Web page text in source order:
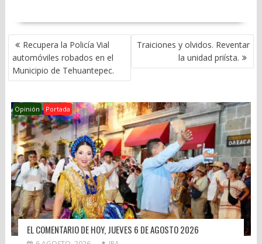
NAVEGACIÓN
DE
ENTRADAS
Recupera la Policía Vial
automóviles robados en el
Municipio de Tehuantepec.
Traiciones y olvidos. Reventar
la unidad priísta.
Opinión Portada
EL COMENTARIO DE HOY, JUEVES 6 DE AGOSTO 2026